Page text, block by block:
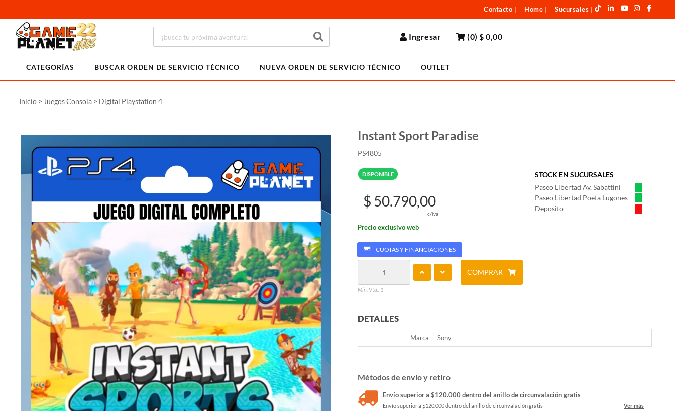
Contacto Home Sucursales
Ingresar (0)$ 0,00
CATEGORÍAS BUSCAR ORDEN DE SERVICIO TÉCNICO NUEVA ORDEN DE SERVICIO TÉCNICO OUTLET
Inicio > Juegos Consola > Digital Playstation 4
Instant Sport Paradise
PS4805
DISPONIBLE
STOCK EN SUCURSALES
Paseo Libertad Av. Sabattini
Paseo Libertad Poeta Lugones
Deposito
$ 50.790,00
c/iva
Precio exclusivo web
CUOTAS Y FINANCIACIONES
Min. Vta.: 1
COMPRAR
DETALLES
Marca Sony
Métodos de envío y retiro
Envío superior a $120.000 dentro del anillo de circunvalación gratis
Envío superior a $120.000 dentro del anillo de circunvalación gratis Ver más